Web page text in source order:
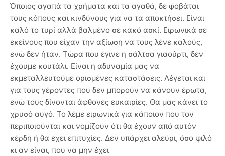
Όποιος αγαπά τα χρήματα και τα αγαθά, δε φοβάται
τους κόπους και κινδύνους για να τα αποκτήσει. Είναι
καλό το τυρί αλλά βαλμένο σε κακό ασκί. Ειρωνικά σε
εκείνους που είχαν την αξίωση να τους λένε καλούς,
ενώ δεν ήταν. Τώρα που έγινε η σάλτσα γιαούρτι, δεν
έχουμε κουτάλι. Είναι η αδυναμία μας να
εκμεταλλευτούμε ορισμένες καταστάσεις. Λέγεται και
για τους γέροντες που δεν μπορούν να κάνουν έρωτα,
ενώ τους δίνονται άφθονες ευκαιρίες. Θα μας κάνει το
χρυσό αυγό. Το λέμε ειρωνικά για κάποιον που τον
περιποιούνται και νομίζουν ότι θα έχουν από αυτόν
κέρδη ή θα εχει επιτυχίες. Δεν υπάρχει αλεύρι, όσο ψιλό
κι αν είναι, που να μην έχει